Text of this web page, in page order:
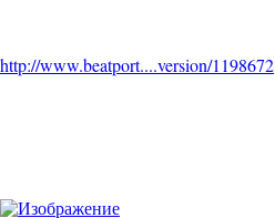
http://www.beatport....version/1198672